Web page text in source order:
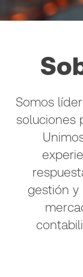
Somos
soluciones
gestión y